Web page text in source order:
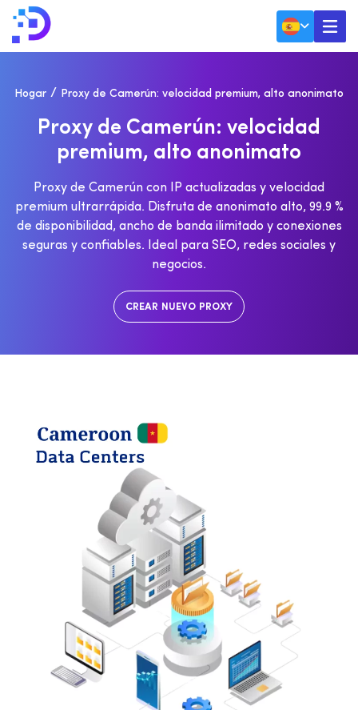
Hogar Proxy de Camerún: velocidad premium, alto anonimato
PROXY DE CAMERÚN: VELOCIDAD
PREMIUM, ALTO ANONIMATO
Proxy de Camerún con IP actualizadas y velocidad
premium ultrarrápida. Disfruta de anonimato alto, 99.9 %
de disponibilidad, ancho de banda ilimitado y conexiones
seguras y confiables. Ideal para SEO, redes sociales y
negocios.
CREAR NUEVO PROXY